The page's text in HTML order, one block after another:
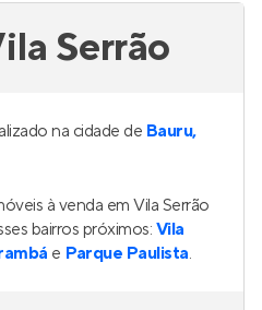
Serrão
na cidade de Bauru,
à venda em Vila Serrão
bairros próximos: Vila
e Parque Paulista.